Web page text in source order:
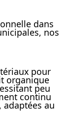
dans
nos
pour
organique
peu
continu
au